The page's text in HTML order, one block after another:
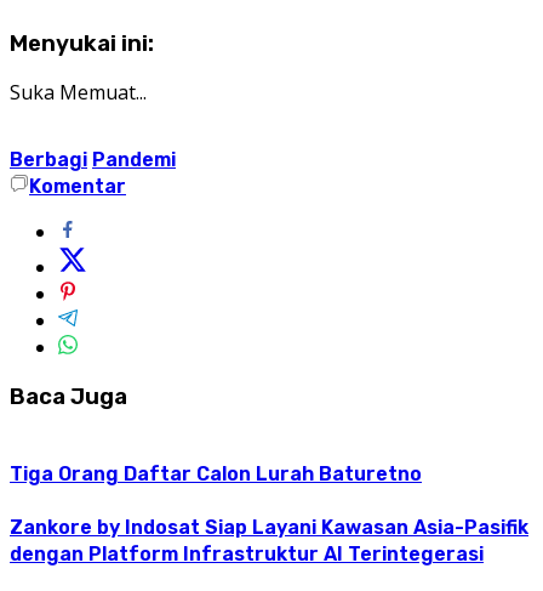
Menyukai ini:
Suka Memuat...
Berbagi Pandemi
Komentar
Baca Juga
Tiga Orang Daftar Calon Lurah Baturetno
Zankore by Indosat Siap Layani Kawasan Asia-Pasifik
dengan Platform Infrastruktur AI Terintegerasi